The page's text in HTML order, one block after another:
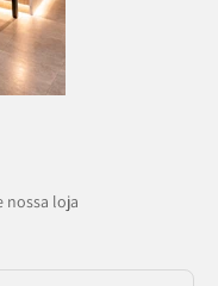
nossa loja